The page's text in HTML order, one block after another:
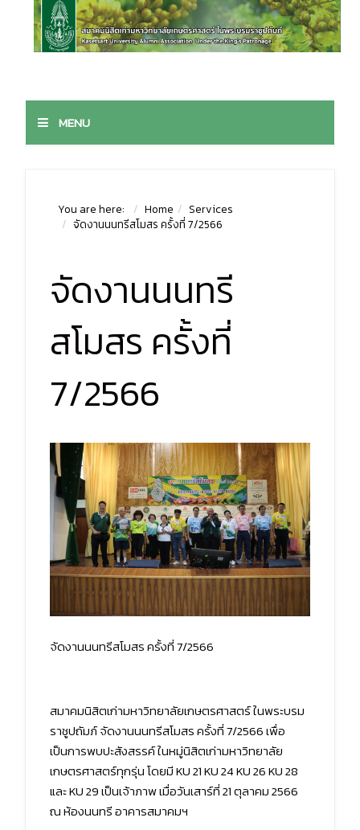
MENU
You are here: Home
Services
จัดงานนนทรีสโมสร ครั้งที่ 7/2566
จัดงานนนทรี
สโมสร ครั้งที่
7/2566
จัดงานนนทรีสโมสร ครั้งที่ 7/2566
สมาคมนิสิตเก่ามหาวิทยาลัยเกษตรศาสตร์ ในพระบรม
ราชูปถัมภ์ จัดงานนนทรีสโมสร ครั้งที่ 7/2566 เพื่อ
เป็นการพบปะสังสรรค์ ในหมู่นิสิตเก่ามหาวิทยาลัย
เกษตรศาสตร์ทุกรุ่น โดยมี KU 21 KU 24 KU 26 KU 28
และ KU 29 เป็นเจ้าภาพ เมื่อวันเสาร์ที่ 21 ตุลาคม 2566
ณ ห้องนนทรี อาคารสมาคมฯ